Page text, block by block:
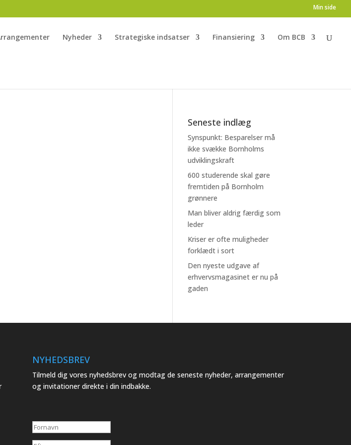
Min side
Nyheder Strategiske indsatser Finansiering Om BCB
Seneste indlæg
Synspunkt: Besparelser må
ikke svække Bornholms
udviklingskraft
600 studerende skal gøre
fremtiden på Bornholm
grønnere
Man bliver aldrig færdig som
leder
Kriser er ofte muligheder
forklædt i sort
Den nyeste udgave af
erhvervsmagasinet er nu på
gaden
NYHEDSBREV
Tilmeld dig vores nyhedsbrev og modtag de seneste nyheder, arrangementer
og invitationer direkte i din indbakke.